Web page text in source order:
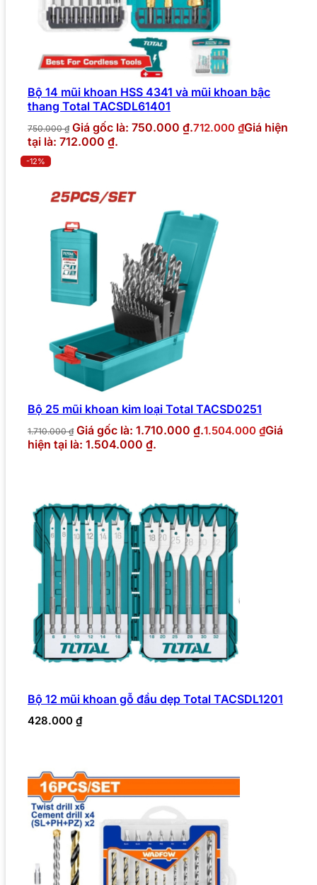
Bộ 14 mũi khoan HSS 4341 và mũi khoan bậc
thang Total TACSDL61401
750.000₫ Giá gốc là: 750.000 ₫.712.000 ₫Giá hiện
tại là: 712.000 ₫.
-12%
Bộ 25 mũi khoan kim loại Total TACSD0251
1.710.000₫ Giá gốc là: 1.710.000 ₫.1.504.000 ₫Giá
hiện tại là: 1.504.000 ₫.
Bộ 12 mũi khoan gỗ đầu dẹp Total TACSDL1201
428.000 ₫